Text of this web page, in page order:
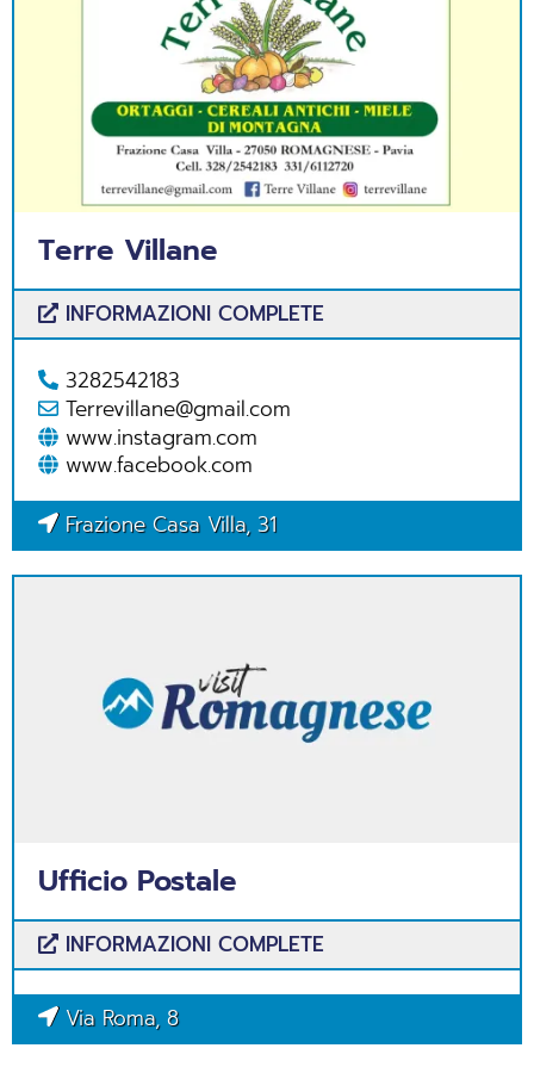
Terre Villane
INFORMAZIONI COMPLETE
3282542183
Terrevillane@gmail.com
www.instagram.com
www.facebook.com
Frazione Casa Villa, 31
Ufficio Postale
INFORMAZIONI COMPLETE
Via Roma, 8